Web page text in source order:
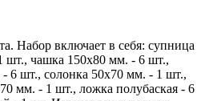
Набор включает в себя: супница
шт., чашка 150х80 мм. - 6 шт.,
6 шт., солонка 50х70 мм. - 1 шт.,
мм. - 1 шт., ложка полубаская - 6